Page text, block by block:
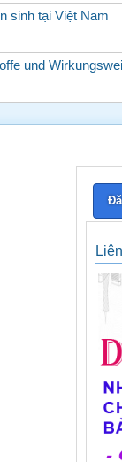
sinh tại Việt Nam
und